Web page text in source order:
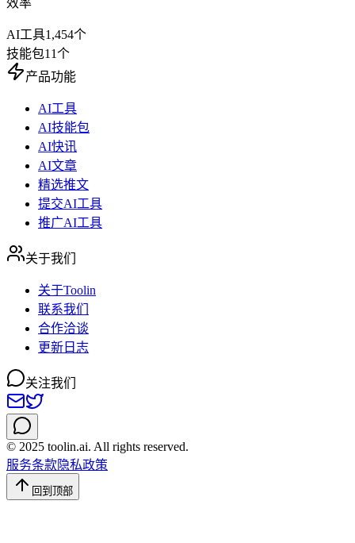
AI工具1,454个
技能包11个
产品功能
AI工具
AI技能包
AI快讯
AI文章
精选推文
提交AI工具
推广AI工具
关于我们
关于Toolin
联系我们
合作洽谈
更新日志
关注我们
© 2025 toolin.ai. All rights reserved.
服务条款隐私政策
回到顶部